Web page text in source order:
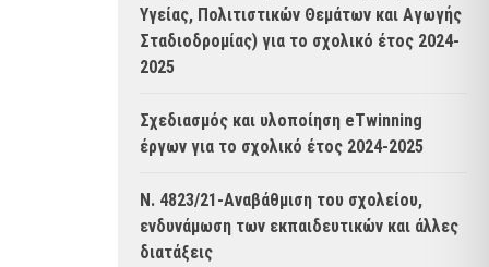
Υγείας, Πολιτιστικών Θεμάτων και Αγωγής
Σταδιοδρομίας) για το σχολικό έτος 2024-
2025
Σχεδιασμός και υλοποίηση eTwinning
έργων για το σχολικό έτος 2024-2025
Ν. 4823/21-Αναβάθμιση του σχολείου,
ενδυνάμωση των εκπαιδευτικών και άλλες
διατάξεις